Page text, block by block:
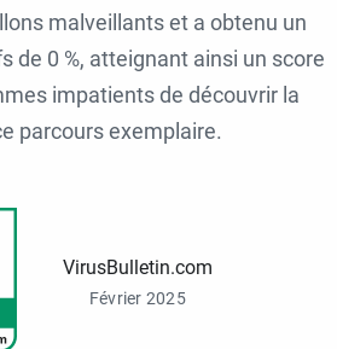
malveillants et a obtenu un
de 0 %, atteignant ainsi un score
impatients de découvrir la
parcours exemplaire.
VirusBulletin.com
Février 2025